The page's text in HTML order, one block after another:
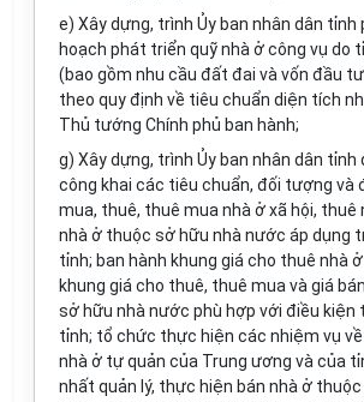
e) Xây dựng, trình Ủy ban nhân dân tỉnh
hoạch phát triển quỹ nhà ở công vụ do
(bao gồm nhu cầu đất đai và vốn đầu
theo quy định về tiêu chuẩn diện tích
Thủ tướng Chính phủ ban hành;
g) Xây dựng, trình Ủy ban nhân dân tỉnh
công khai các tiêu chuẩn, đối tượng và
mua, thuê, thuê mua nhà ở xã hội, thuê
nhà ở thuộc sở hữu nhà nước áp dụng
tỉnh; ban hành khung giá cho thuê nhà
khung giá cho thuê, thuê mua và giá
sở hữu nhà nước phù hợp với điều kiện
tỉnh; tổ chức thực hiện các nhiệm vụ
nhà ở tự quản của Trung ương và của
nhất quản lý, thực hiện bán nhà ở